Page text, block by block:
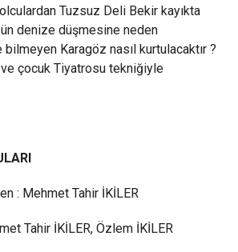
Tuzsuz Deli Bekir kayıkta
denize düşmesine neden
bilmeyen Karagöz nasıl kurtulacaktır ?
çocuk Tiyatrosu tekniğiyle
: Mehmet Tahir İKİLER
Tahir İKİLER, Özlem İKİLER